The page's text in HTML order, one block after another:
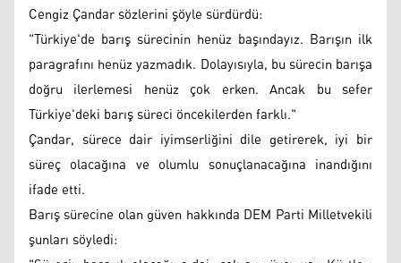
Cengiz Çandar sözlerini şöyle sürdürdü:
"Türkiye'de barış sürecinin henüz başındayız. Barışın ilk
paragrafını henüz yazmadık. Dolayısıyla, bu sürecin barışa
doğru ilerlemesi henüz çok erken. Ancak bu sefer
Türkiye'deki barış süreci öncekilerden farklı."
Çandar, sürece dair iyimserliğini dile getirerek, iyi bir
süreç olacağına ve olumlu sonuçlanacağına inandığını
ifade etti.
Barış sürecine olan güven hakkında DEM Parti Milletvekili
şunları söyledi: